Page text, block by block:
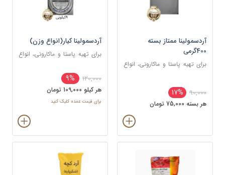
آردسمولینا ممتاز بسته
400گرمی
برای تهیه پاستا و ماکارونی، انواع
پودینگ، حلوای سمولینا)
90,000
17%
هر بسته 75,000 تومان
آردسمولینا کیار(انواع وزن)
برای تهیه پاستا و ماکارونی، انواع
بیسکوئیت‌ها، دسرها (مانند فرنی،
پودینگ، حلوای سمولینا)
120,000
9%
هر کيلو 109,000 تومان
برای قیمت عمده کلیک کنید